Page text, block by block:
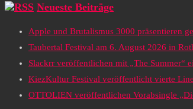
Neueste Beiträge
Apple und Brutalismus 3000 präsentieren
Taubertal Festival am 6. August 2026 in
Slackrr veröffentlichen mit „The Summer“
KiezKultur Festival veröffentlicht vierte
OTTOLIEN veröffentlichen Vorabsingle